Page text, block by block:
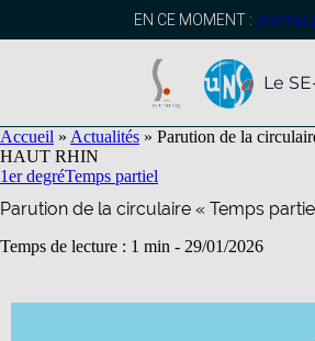
EN CE MOMENT : profitez
Le
Accueil » Actualités » Parution de la
HAUT RHIN
1er degréTemps partiel
Parution de la circulaire « Temps
Temps de lecture : 1 min - 29/01/2026